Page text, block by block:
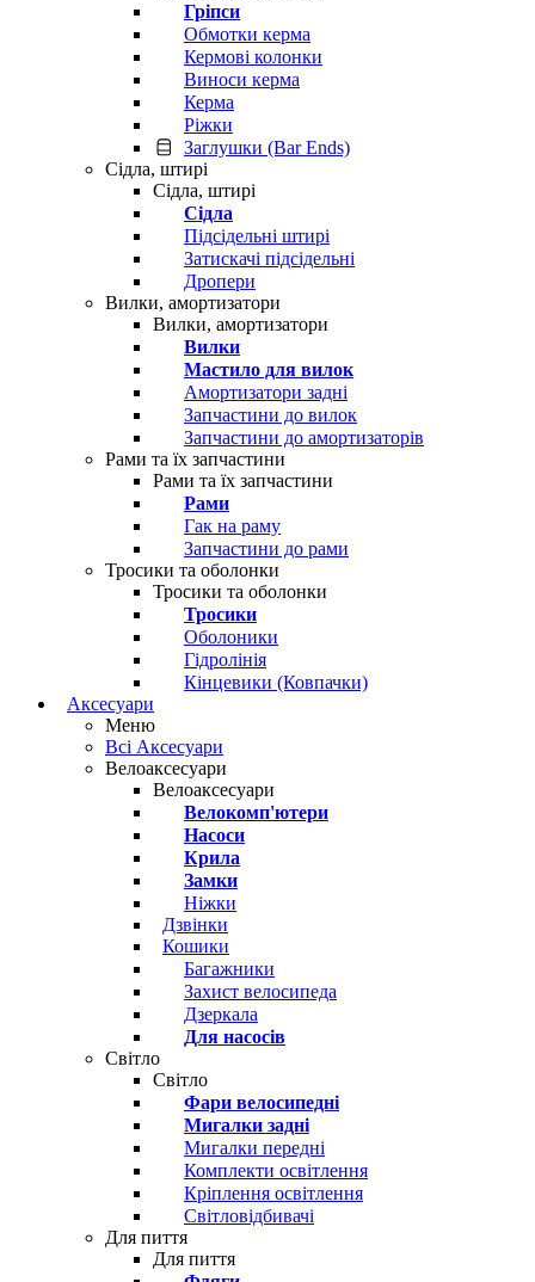
Гріпси
Обмотки керма
Кермові колонки
Виноси керма
Керма
Ріжки
Заглушки (Bar Ends)
Сідла, штирі
Сідла, штирі
Сідла
Підсідельні штирі
Затискачі підсідельні
Дропери
Вилки, амортизатори
Вилки, амортизатори
Вилки
Мастило для вилок
Амортизатори задні
Запчастини до вилок
Запчастини до амортизаторів
Рами та їх запчастини
Рами та їх запчастини
Рами
Гак на раму
Запчастини до рами
Тросики та оболонки
Тросики та оболонки
Тросики
Оболоники
Гідролінія
Кінцевики (Ковпачки)
Аксесуари
Меню
Всі Аксесуари
Велоаксесуари
Велоаксесуари
Велокомп'ютери
Насоси
Крила
Замки
Ніжки
Дзвінки
Кошики
Багажники
Захист велосипеда
Дзеркала
Для насосів
Світло
Світло
Фари велосипедні
Мигалки задні
Мигалки передні
Комплекти освітлення
Кріплення освітлення
Світловідбивачі
Для пиття
Для пиття